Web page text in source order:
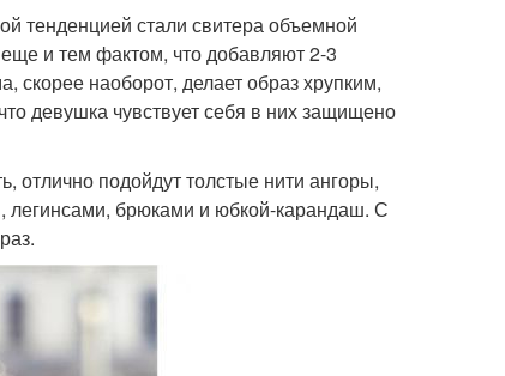
тенденцией стали свитера объемной
и тем фактом, что добавляют 2-3
скорее наоборот, делает образ хрупким,
девушка чувствует себя в них защищено
отлично подойдут толстые нити ангоры,
легинсами, брюками и юбкой-карандаш. С